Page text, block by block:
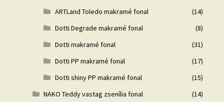
ARTLand Toledo makramé fonal
(14)
Dotti Degrade makramé fonal
(8)
Dotti makramé fonal
(31)
Dotti PP makramé fonal
(17)
Dotti shiny PP makramé fonal
(15)
NAKO Teddy vastag zsenília fonal
(14)